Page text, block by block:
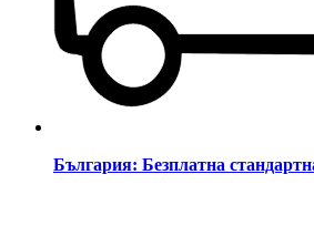
България: Безплатна